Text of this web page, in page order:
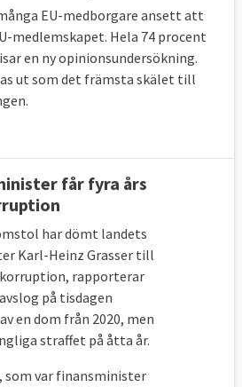
EU-medborgare ansett att
medlemskapet. Hela 74 procent
en ny opinionsundersökning.
ut som det främsta skälet till
får fyra års
har dömt landets
Karl-Heinz Grasser till
rapporterar
på tisdagen
en dom från 2020, men
straffet på åtta år.
som var finansminister